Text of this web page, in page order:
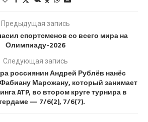
Предыдущая запись
спортсменов со всего мира на
Олимпиаду-2026
Следующая запись
россиянин Андрей Рублёв нанёс
Марожану, который занимает
ATP, во втором круге турнира в
— 7/6(2), 7/6(7).